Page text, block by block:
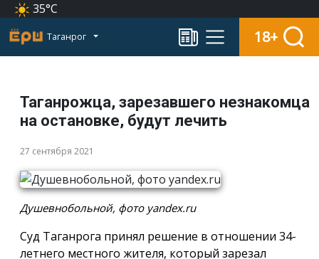
35°C
Таганрог 18+
Таганрожца, зарезавшего незнакомца
на остановке, будут лечить
27 сентября 2021
Душевнобольной, фото yandex.ru
Суд Таганрога принял решение в отношении 34-
летнего местного жителя, который зарезал